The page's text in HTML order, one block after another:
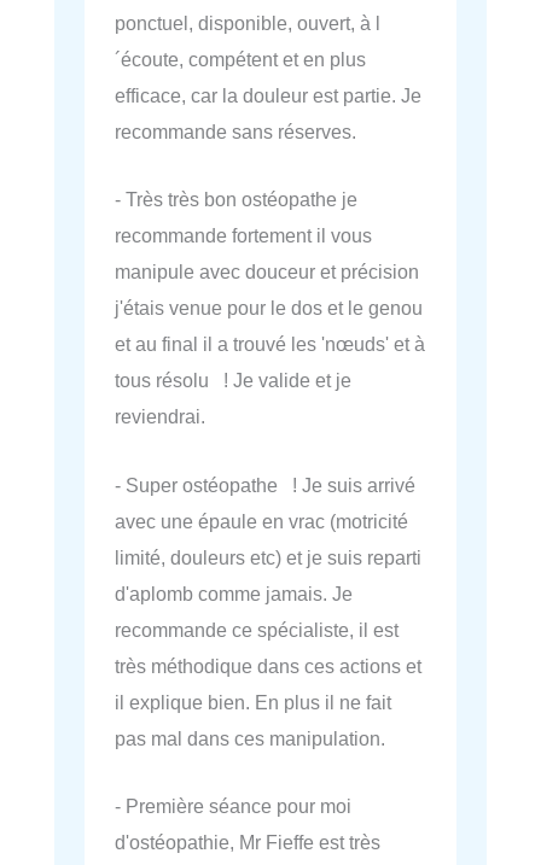
ponctuel, disponible, ouvert, à l
´écoute, compétent et en plus
efficace, car la douleur est partie. Je
recommande sans réserves.
- Très très bon ostéopathe je
recommande fortement il vous
manipule avec douceur et précision
j'étais venue pour le dos et le genou
et au final il a trouvé les 'nœuds' et à
tous résolu ! Je valide et je
reviendrai.
- Super ostéopathe ! Je suis arrivé
avec une épaule en vrac (motricité
limité, douleurs etc) et je suis reparti
d'aplomb comme jamais. Je
recommande ce spécialiste, il est
très méthodique dans ces actions et
il explique bien. En plus il ne fait
pas mal dans ces manipulation.
- Première séance pour moi
d'ostéopathie, Mr Fieffe est très